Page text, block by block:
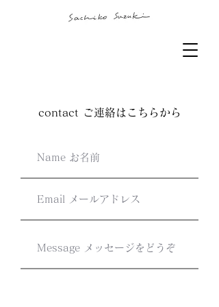
contact ご連絡はこちらから